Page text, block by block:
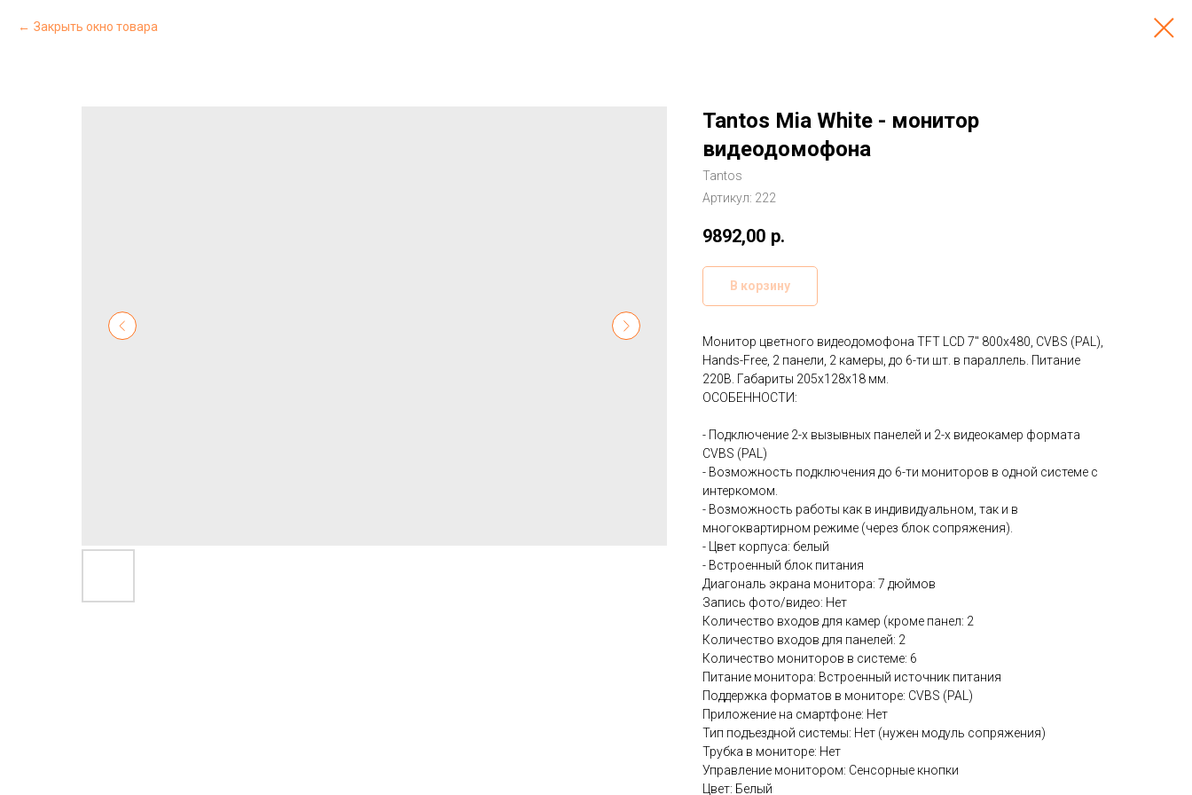
Закрыть окно товара
Tantos Mia White - монитор
видеодомофона
Tantos
Артикул: 222
9892,00 р.
В корзину
Монитор цветного видеодомофона TFT LCD 7" 800x480, CVBS (PAL),
Hands-Free, 2 панели, 2 камеры, до 6-ти шт. в параллель. Питание
220В. Габариты 205х128х18 мм.
ОСОБЕННОСТИ:
- Подключение 2-х вызывных панелей и 2-х видеокамер формата
CVBS (PAL)
- Возможность подключения до 6-ти мониторов в одной системе с
интеркомом.
- Возможность работы как в индивидуальном, так и в
многоквартирном режиме (через блок сопряжения).
- Цвет корпуса: белый
- Встроенный блок питания
Диагональ экрана монитора: 7 дюймов
Запись фото/видео: Нет
Количество входов для камер (кроме панел: 2
Количество входов для панелей: 2
Количество мониторов в системе: 6
Питание монитора: Встроенный источник питания
Поддержка форматов в мониторе: CVBS (PAL)
Приложение на смартфоне: Нет
Тип подъездной системы: Нет (нужен модуль сопряжения)
Трубка в мониторе: Нет
Управление монитором: Сенсорные кнопки
Цвет: Белый